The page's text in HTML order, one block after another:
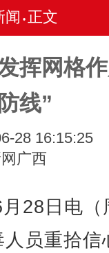
闻 • 正文
挥网格
线”
28 16:15:25
广西
28日电（
员重拾信